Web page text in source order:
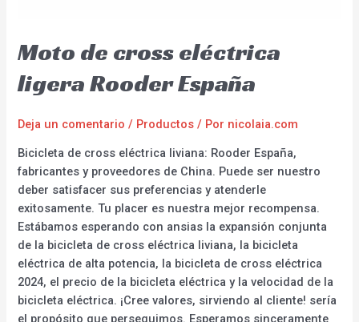
Moto de cross eléctrica
ligera Rooder España
Deja un comentario / Productos / Por nicolaia.com
Bicicleta de cross eléctrica liviana: Rooder España,
fabricantes y proveedores de China. Puede ser nuestro
deber satisfacer sus preferencias y atenderle
exitosamente. Tu placer es nuestra mejor recompensa.
Estábamos esperando con ansias la expansión conjunta
de la bicicleta de cross eléctrica liviana, la bicicleta
eléctrica de alta potencia, la bicicleta de cross eléctrica
2024, el precio de la bicicleta eléctrica y la velocidad de la
bicicleta eléctrica. ¡Cree valores, sirviendo al cliente! sería